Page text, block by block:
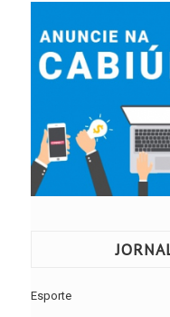
Esporte